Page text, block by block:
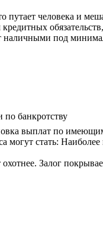
человека и
наличными под
по банкротству
выплат по
могут стать:
охотнее. Залог